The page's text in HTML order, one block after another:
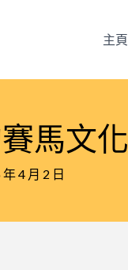
主頁
馬文化
4 月 2 日